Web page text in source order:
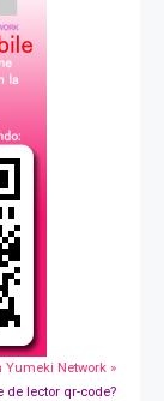
Yumeki Network »
de lector qr-code?